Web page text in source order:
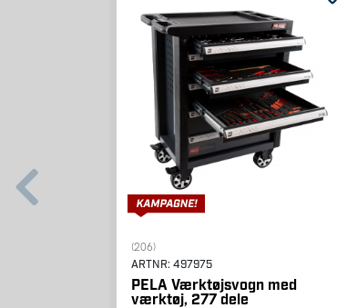
(206)
ARTNR: 497975
PELA Værktøjsvogn med
værktøj, 277 dele